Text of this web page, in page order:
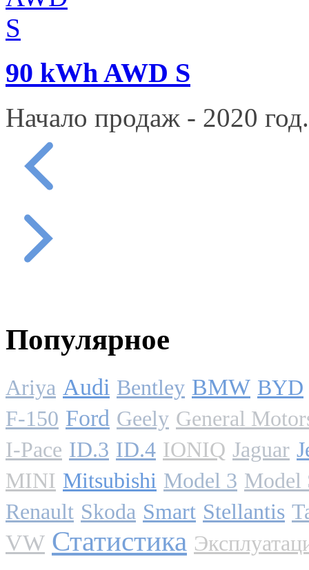
90 kWh AWD S
Начало продаж - 2020
Популярное
Ariya Audi Bentley BMW BYD
F-150 Ford Geely General
I-Pace ID.3 ID.4 IONIQ Jaguar
MINI Mitsubishi Model 3 Model
Renault Skoda Smart Stellantis
VW Статистика